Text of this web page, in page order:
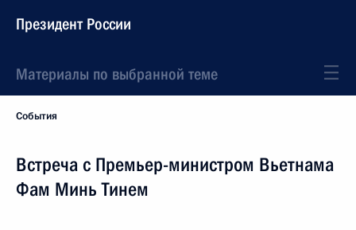
Президент России
Материалы по выбранной теме
События
Встреча с Премьер-министром Вьетнама
Фам Минь Тинем